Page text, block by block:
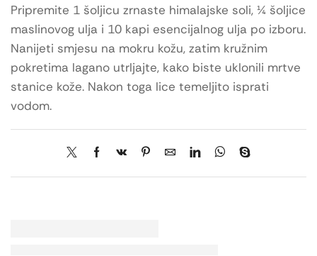
Pripremite 1 šoljicu zrnaste himalajske soli, ¼ šoljice
maslinovog ulja i 10 kapi esencijalnog ulja po izboru.
Nanijeti smjesu na mokru kožu, zatim kružnim
pokretima lagano utrljajte, kako biste uklonili mrtve
stanice kože. Nakon toga lice temeljito isprati
vodom.